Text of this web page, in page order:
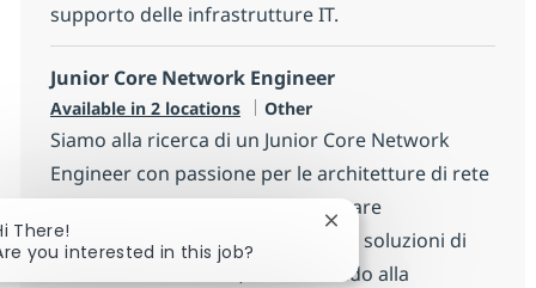
supporto delle infrastrutture IT.
Junior Core Network Engineer
Available in 2 locations Category
Other
Siamo alla ricerca di un Junior Core Network
Engineer con passione per le architetture di rete
mobile. Unisciti a noi per supportare
l'engineering e la validazione delle soluzioni di
Core Network 4G/5G, contribuendo alla
There!
you interested in this job?
Close chatbot